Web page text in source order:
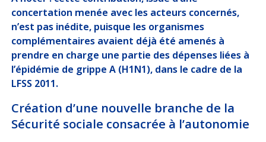
concertation menée avec les acteurs concernés,
n’est pas inédite, puisque les organismes
complémentaires avaient déjà été amenés à
prendre en charge une partie des dépenses liées à
l’épidémie de grippe A (H1N1), dans le cadre de la
LFSS 2011.
Création d’une nouvelle branche de la
Sécurité sociale consacrée à l’autonomie